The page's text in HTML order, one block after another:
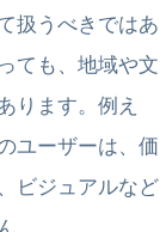
扱うべきではあ
ても、地域や文
ります。例え
ユーザーは、価
ビジュアルなど